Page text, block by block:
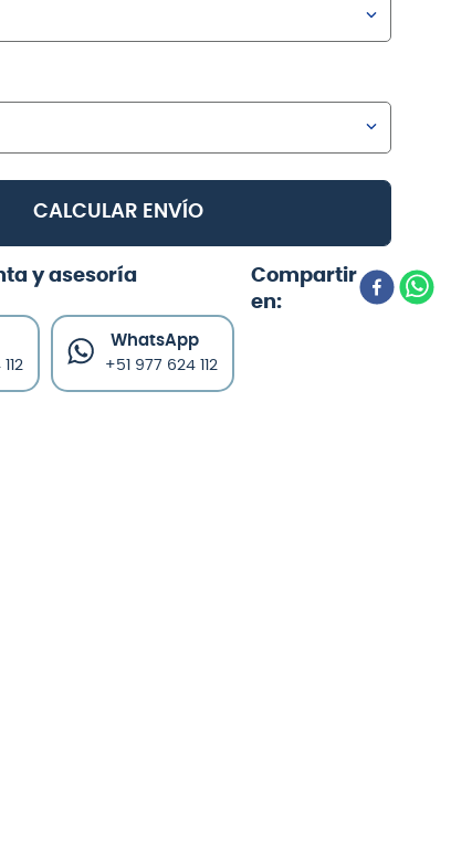
CALCULAR ENVÍO
y asesoría
WhatsApp
+51 977 624 112